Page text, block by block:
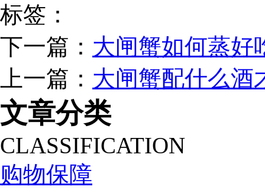
标签：
下一篇： 大闸蟹如何蒸好
上一篇： 大闸蟹配什么酒
文章分类
CLASSIFICATION
购物保障